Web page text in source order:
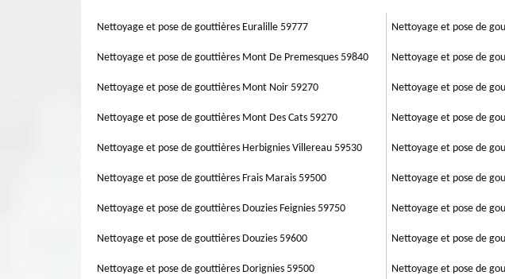
bonne installation de vos gouttières selon les norme et permet d'évacuer l'eau plus
l'entreprise Artisan Lemoine 59 pour s'occuper vos travaux.
changement gouttière gratuitement. Donc, appelez vite Artisan Lemoine 59 qui se réside
Nettoyage et pose de gouttières Euralille 59777
Nettoyage et pose de gouttières Mont De Premesques 59840
Nettoyage et pose de gouttières Mont Noir 59270
Nettoyage et pose de gouttières Mont Des Cats 59270
Nettoyage et pose de gouttières Herbignies Villereau 59530
Nettoyage et pose de gouttières Frais Marais 59500
Nettoyage et pose de gouttières Douzies Feignies 59750
Nettoyage et pose de gouttières Douzies 59600
Nettoyage et pose de gouttières Dorignies 59500
Nettoyage et pose de
Nettoyage et pose de
Nettoyage et pose de
Nettoyage et pose de
Nettoyage et pose de
Nettoyage et pose de
Nettoyage et pose de
Nettoyage et pose de
Nettoyage et pose de